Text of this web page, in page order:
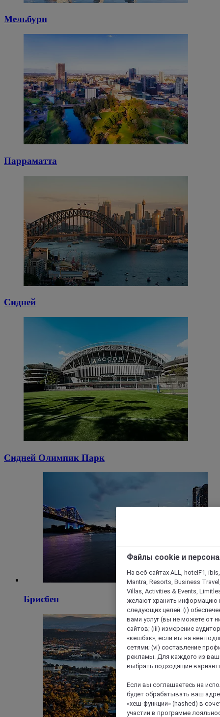
Мельбурн
Парраматта
Сидней
Сидней Олимпик Парк
Брисбен
Файлы cookie и
На веб-сайтах ALL, hotelF1,
Mantra, Resorts, Business
Villas, Activities & Events,
желают хранить информацию
следующих целей: (i)
вами услуг (вы не можете от
сайтов; (iii) измерение
«кешбэк», если вы на нее
сетями; (vi) составление
рекламы. Для каждого из
выбрать подходящие
Если вы соглашаетесь на
будет обрабатывать ваш
«хеш-функции» (hashed) в
участии в программе